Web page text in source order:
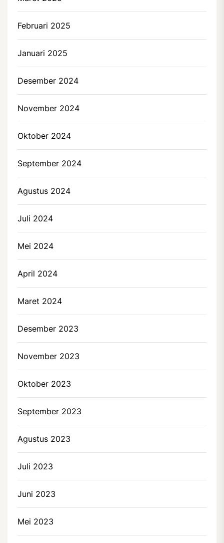
Februari 2025
Januari 2025
Desember 2024
November 2024
Oktober 2024
September 2024
Agustus 2024
Juli 2024
Mei 2024
April 2024
Maret 2024
Desember 2023
November 2023
Oktober 2023
September 2023
Agustus 2023
Juli 2023
Juni 2023
Mei 2023